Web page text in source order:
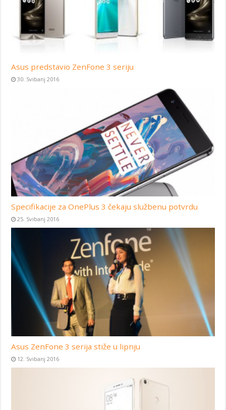
Asus predstavio ZenFone 3 seriju
30. Svibanj 2016
Specifikacije za OnePlus 3 čekaju službenu potvrdu
25. Svibanj 2016
Asus ZenFone 3 serija stiže u lipnju
12. Svibanj 2016